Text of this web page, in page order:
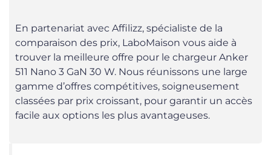
En partenariat avec Affilizz, spécialiste de la
comparaison des prix, LaboMaison vous aide à
trouver la meilleure offre pour le chargeur Anker
511 Nano 3 GaN 30 W. Nous réunissons une large
gamme d’offres compétitives, soigneusement
classées par prix croissant, pour garantir un accès
facile aux options les plus avantageuses.